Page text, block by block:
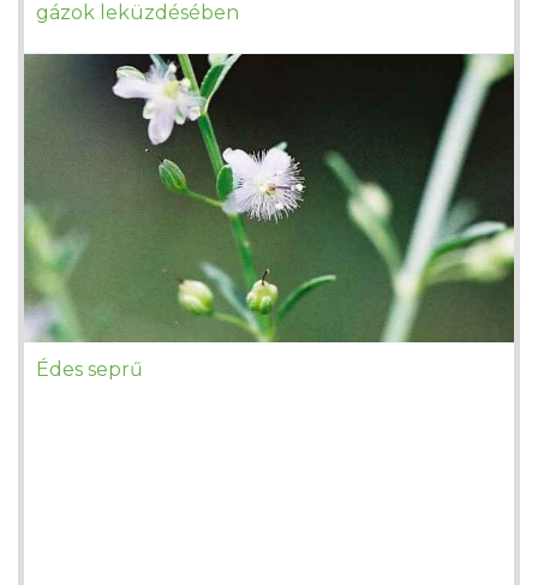
gázok leküzdésében
Édes seprű